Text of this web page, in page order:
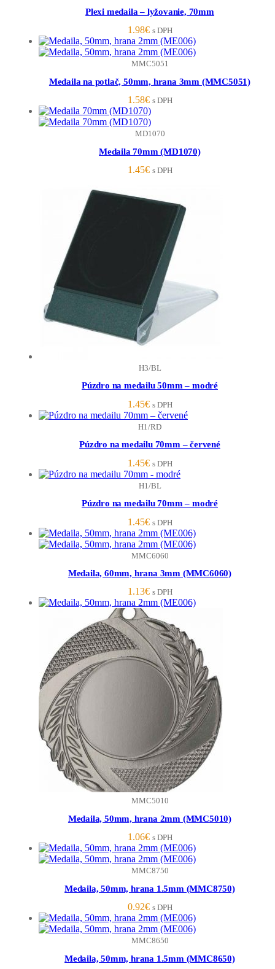
Plexi medaila – lyžovanie, 70mm
1.98€ s DPH
MMC5051
Medaila na potlač, 50mm, hrana 3mm (MMC5051)
1.58€ s DPH
MD1070
Medaila 70mm (MD1070)
1.45€ s DPH
H3/BL
Púzdro na medailu 50mm – modré
1.45€ s DPH
H1/RD
Púzdro na medailu 70mm – červené
1.45€ s DPH
H1/BL
Púzdro na medailu 70mm – modré
1.45€ s DPH
MMC6060
Medaila, 60mm, hrana 3mm (MMC6060)
1.13€ s DPH
MMC5010
Medaila, 50mm, hrana 2mm (MMC5010)
1.06€ s DPH
MMC8750
Medaila, 50mm, hrana 1.5mm (MMC8750)
0.92€ s DPH
MMC8650
Medaila, 50mm, hrana 1.5mm (MMC8650)